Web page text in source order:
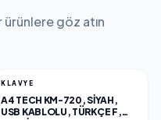
göz atın
KLAVYE
A4 TECH KM-720, SIYAH,
USB KABLOLU, TÜRKÇE F,